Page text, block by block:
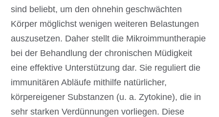
sind beliebt, um den ohnehin geschwächten
Körper möglichst wenigen weiteren Belastungen
auszusetzen. Daher stellt die Mikroimmuntherapie
bei der Behandlung der chronischen Müdigkeit
eine effektive Unterstützung dar. Sie reguliert die
immunitären Abläufe mithilfe natürlicher,
körpereigener Substanzen (u. a. Zytokine), die in
sehr starken Verdünnungen vorliegen. Diese